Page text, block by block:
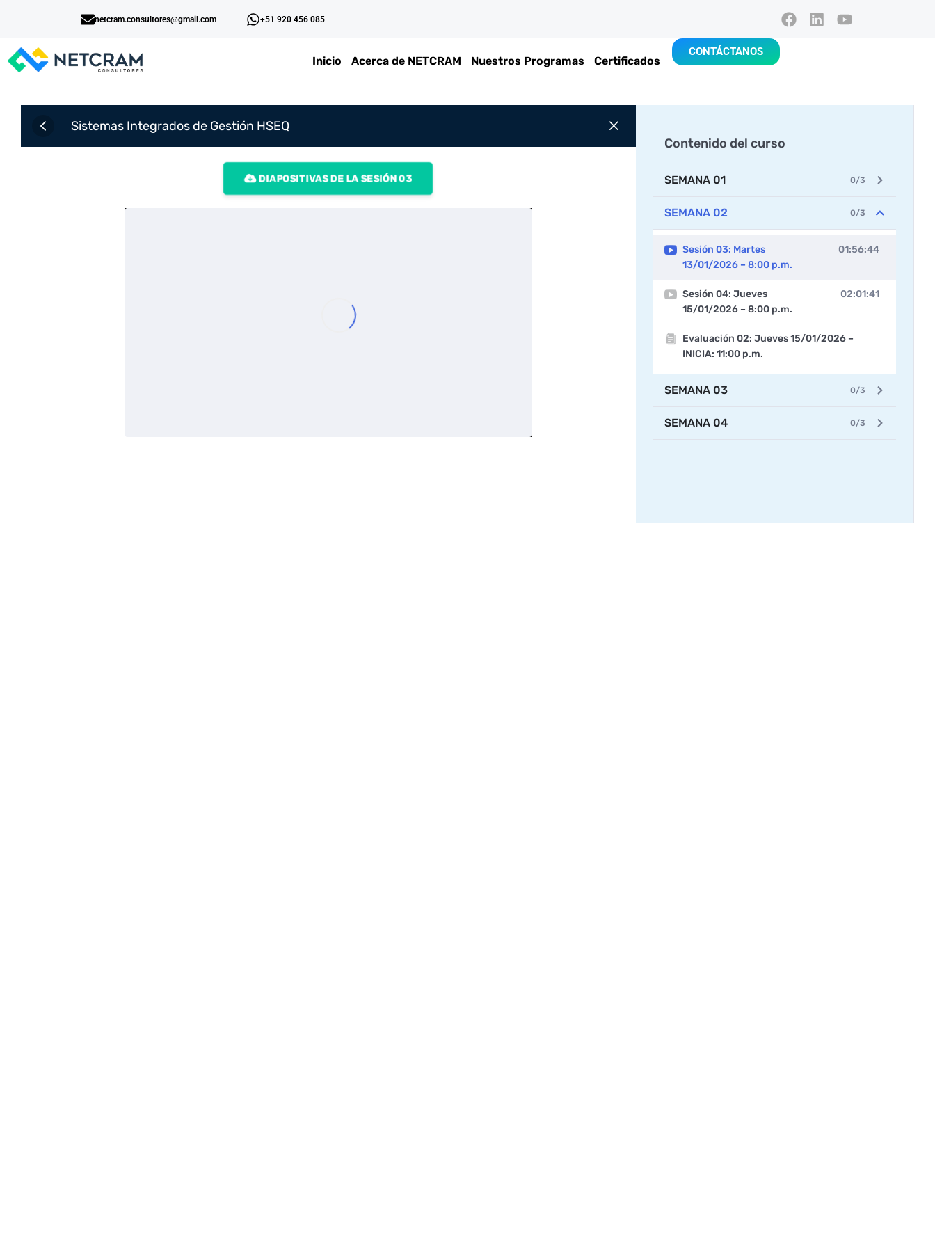
+51 920 456 085
netcram.consultores@gmail.com
Inicio Acerca de NETCRAM Nuestros Programas Certificados
CONTÁCTANOS
Contenido del curso
SEMANA 01 0/3
SEMANA 02 0/3
Sesión 03: Martes
13/01/2026 – 8:00 p.m.
01:56:44
Sesión 04: Jueves
15/01/2026 – 8:00 p.m.
02:01:41
Evaluación 02: Jueves 15/01/2026 –
INICIA: 11:00 p.m.
SEMANA 03 0/3
SEMANA 04 0/3
Sistemas Integrados de Gestión HSEQ
DIAPOSITIVAS DE LA SESIÓN 03